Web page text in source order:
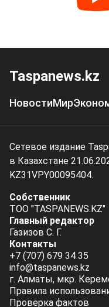
Taspanews.kz
НовостиМир
Сетевое издание
в Казахстане
KZ31VPY00095404.
Собственник
ТОО "TASPANEWS.KZ"
Главный редактор
Газизов С. Г.
Контакты
+7 (707) 679 34 35
info@taspanews.kz
г. Алматы, мкр.
Правила
Проверка фактов